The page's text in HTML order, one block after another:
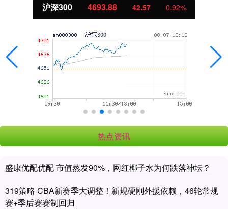
沪深300 4693.88 42.57 0.92%
热点资讯
盛康优配优配 市值蒸发90%，网红椰子水为何跌落神坛？
319策略 CBA新赛季大调整！新规硬刚外援依赖，46轮常规
赛+季后赛赛制回归